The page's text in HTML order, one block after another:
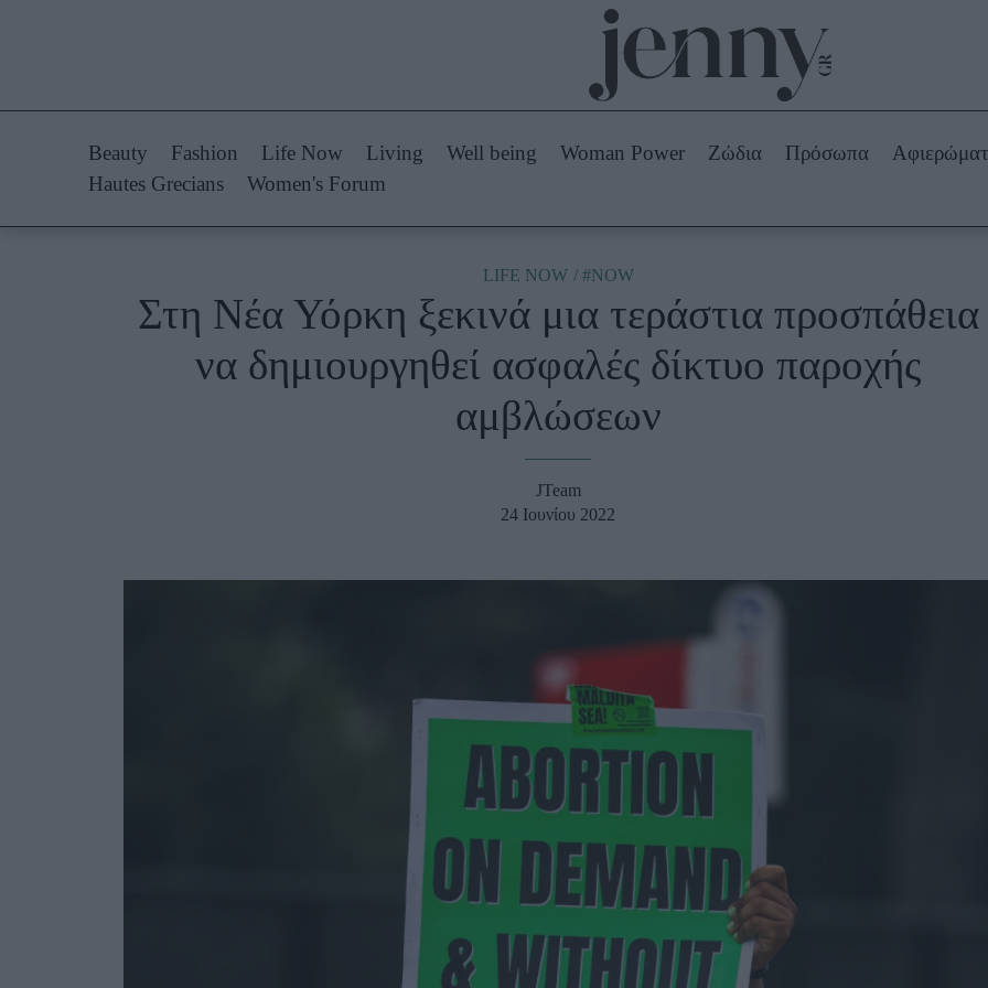
Styling Tips
Fashion News
Beauty -
Ομορφιά
Skincare
Μακιγιάζ
Woman Power Πρόσωπα
Celebrities
Συνεντεύξεις
Ζώδια
Γάμος
Beauty Fashion Life Now Living Well being Woman Power Ζώδια Πρόσωπα
Hautes Grecians
Women's Forum
LIFE NOW #NOW
Στη Νέα Υόρκη ξεκινά μια τεράστια προσπάθεια
να δημιουργηθεί ασφαλές δίκτυο παροχής
αμβλώσεων
JTeam
24 Ιουνίου 2022